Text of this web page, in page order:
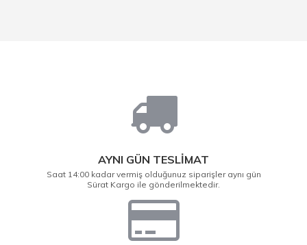
AYNI GÜN TESLİMAT
Saat 14:00 kadar vermiş olduğunuz siparişler aynı gün
Sürat Kargo ile gönderilmektedir.